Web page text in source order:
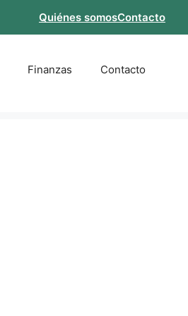
Quiénes somosContacto
Finanzas Contacto